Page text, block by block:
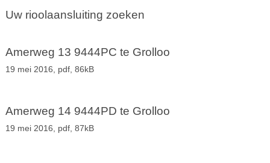
Uw rioolaansluiting zoeken
Amerweg 13 9444PC te Grolloo
19 mei 2016, pdf, 86kB
Amerweg 14 9444PD te Grolloo
19 mei 2016, pdf, 87kB